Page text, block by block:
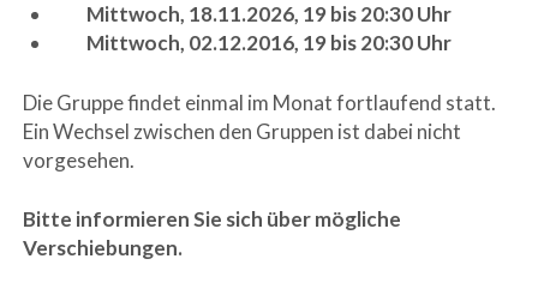
Mittwoch, 18.11.2026, 19 bis 20:30 Uhr
Mittwoch, 02.12.2016, 19 bis 20:30 Uhr
Die Gruppe findet einmal im Monat fortlaufend statt.
Ein Wechsel zwischen den Gruppen ist dabei nicht
vorgesehen.
Bitte informieren Sie sich über mögliche
Verschiebungen.